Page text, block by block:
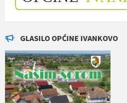
GLASILO OPĆINE IVANKOVO